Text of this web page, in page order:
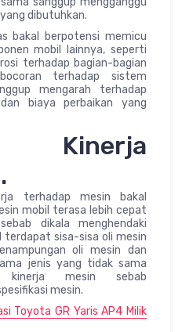
dibutuhkan.
bakal berpotensi memicu
mobil lainnya, seperti
terhadap bagian-bagian
terhadap sistem
mengarah terhadap
biaya perbaikan yang
Kinerja
terhadap mesin bakal
mobil terasa lebih cepat
dikala menghendaki
terdapat sisa-sisa oli mesin
oli mesin dan
jenis yang tidak sama
kinerja mesin sebab
mesin.
Toyota GR Yaris AP4 Milik